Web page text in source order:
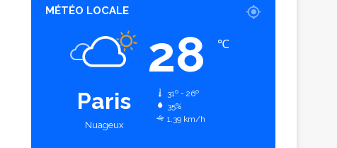
MÉTÉO LOCALE
Paris
Nuageux
28 ℃
31º - 26º
35%
1.39 km/h